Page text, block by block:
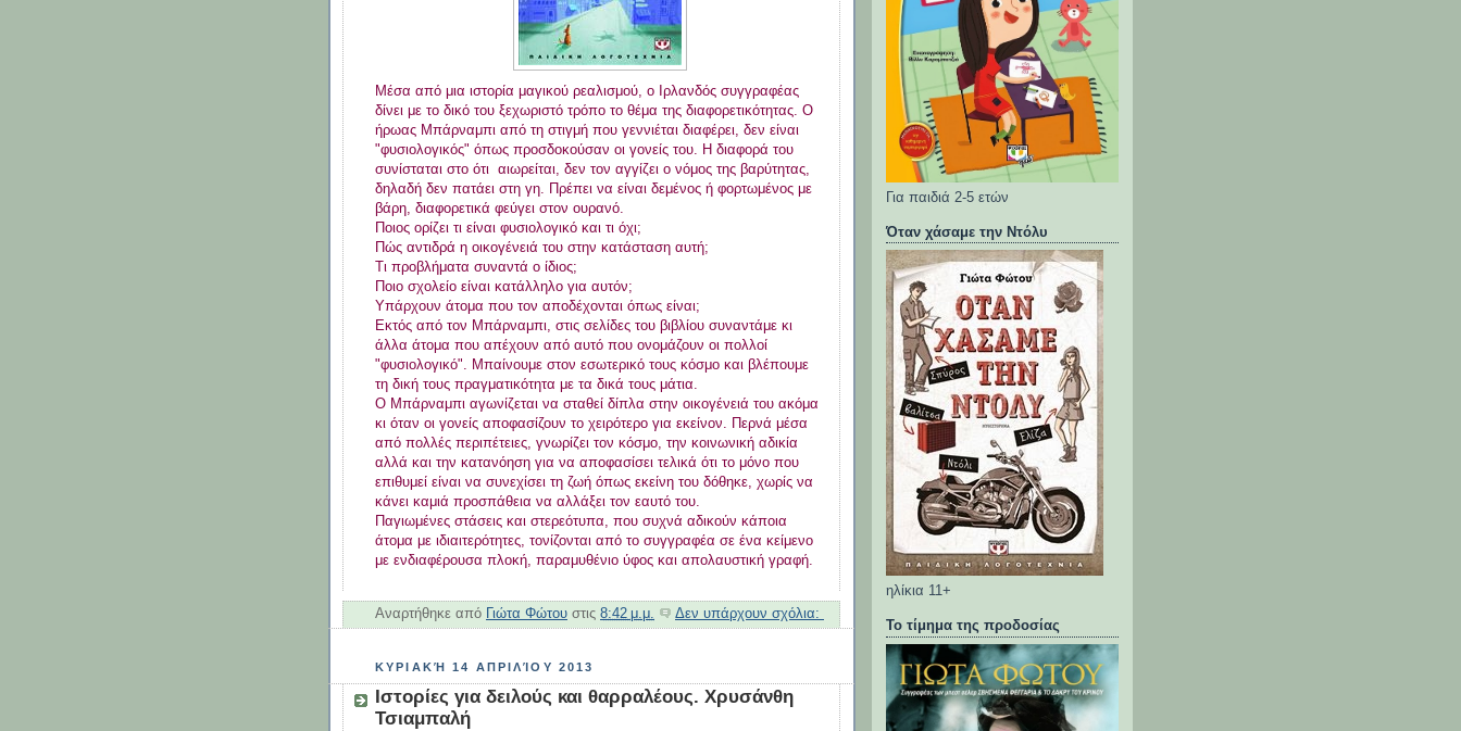
Μέσα από μια ιστορία μαγικού ρεαλισμού, ο Ιρλανδός συγγραφέας
δίνει με το δικό του ξεχωριστό τρόπο το θέμα της διαφορετικότητας. Ο
ήρωας Μπάρναμπι από τη στιγμή που γεννιέται διαφέρει, δεν είναι
"φυσιολογικός" όπως προσδοκούσαν οι γονείς του. Η διαφορά του
συνίσταται στο ότι αιωρείται, δεν τον αγγίζει ο νόμος της βαρύτητας,
δηλαδή δεν πατάει στη γη. Πρέπει να είναι δεμένος ή φορτωμένος με
βάρη, διαφορετικά φεύγει στον ουρανό.
Ποιος ορίζει τι είναι φυσιολογικό και τι όχι;
Πώς αντιδρά η οικογένειά του στην κατάσταση αυτή;
Τι προβλήματα συναντά ο ίδιος;
Ποιο σχολείο είναι κατάλληλο για αυτόν;
Υπάρχουν άτομα που τον αποδέχονται όπως είναι;
Εκτός από τον Μπάρναμπι, στις σελίδες του βιβλίου συναντάμε κι
άλλα άτομα που απέχουν από αυτό που ονομάζουν οι πολλοί
"φυσιολογικό". Μπαίνουμε στον εσωτερικό τους κόσμο και βλέπουμε
τη δική τους πραγματικότητα με τα δικά τους μάτια.
Ο Μπάρναμπι αγωνίζεται να σταθεί δίπλα στην οικογένειά του ακόμα
κι όταν οι γονείς αποφασίζουν το χειρότερο για εκείνον. Περνά μέσα
από πολλές περιπέτειες, γνωρίζει τον κόσμο, την κοινωνική αδικία
αλλά και την κατανόηση για να αποφασίσει τελικά ότι το μόνο που
επιθυμεί είναι να συνεχίσει τη ζωή όπως εκείνη του δόθηκε, χωρίς να
κάνει καμιά προσπάθεια να αλλάξει τον εαυτό του.
Παγιωμένες στάσεις και στερεότυπα, που συχνά αδικούν κάποια
άτομα με ιδιαιτερότητες, τονίζονται από το συγγραφέα σε ένα κείμενο
με ενδιαφέρουσα πλοκή, παραμυθένιο ύφος και απολαυστική γραφή.
Αναρτήθηκε από Γιώτα Φώτου στις 8:42 μ.μ. Δεν υπάρχουν σχόλια:
ΚΥΡΙΑΚΉ 14 ΑΠΡΙΛΊΟΥ 2013
Ιστορίες για δειλούς και θαρραλέους. Χρυσάνθη
Τσιαμπαλή
Για παιδιά 2-5 ετών
Όταν χάσαμε την Ντόλυ
ηλίκια 11+
Το τίμημα της προδοσίας